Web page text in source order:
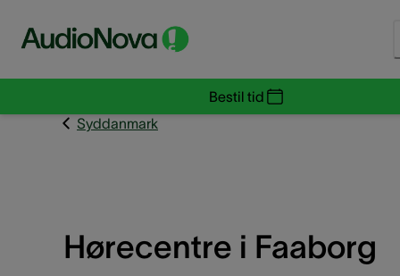
Bestil tid
Syddanmark
Hørecentre i Faaborg